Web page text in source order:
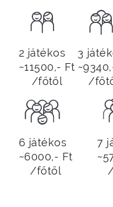
2 játékos
~11500,- Ft
/főtől
3
/
6 játékos
~6000,- Ft
/főtől
7